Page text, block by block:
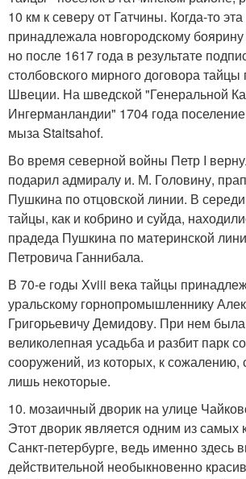
10 км к северу от Гатчины. Когда-то
принадлежала новгородскому
но после 1617 года в результате
столбовского мирного договора
Швеции. На шведской "Генеральной
Ингерманландии" 1704 года
мыза Staitsahof.
Во время северной войны Петр I
подарил адмиралу и. М. Головину,
Пушкина по отцовской линии. В
тайцы, как и кобрино и суйда,
прадеда Пушкина по материнской
Петровича Ганнибала.
В 70-е годы Xviii века тайцы
уральскому горнопромышленнику
Григорьевичу Демидову. При нем
великолепная усадьба и разбит парк
сооружений, из которых, к сожалению,
лишь некоторые.
10. мозаичный дворик на улице
Этот дворик является одним из самых
Санкт-петербурге, ведь именно здесь
действительной необыкновенно